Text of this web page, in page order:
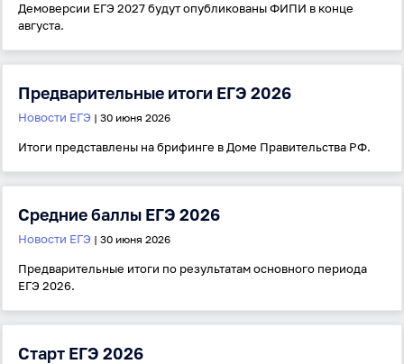
Демоверсии ЕГЭ 2027 будут опубликованы ФИПИ в конце
августа.
Предварительные итоги ЕГЭ 2026
Новости ЕГЭ | 30 июня 2026
Итоги представлены на брифинге в Доме Правительства РФ.
Средние баллы ЕГЭ 2026
Новости ЕГЭ | 30 июня 2026
Предварительные итоги по результатам основного периода
ЕГЭ 2026.
Старт ЕГЭ 2026